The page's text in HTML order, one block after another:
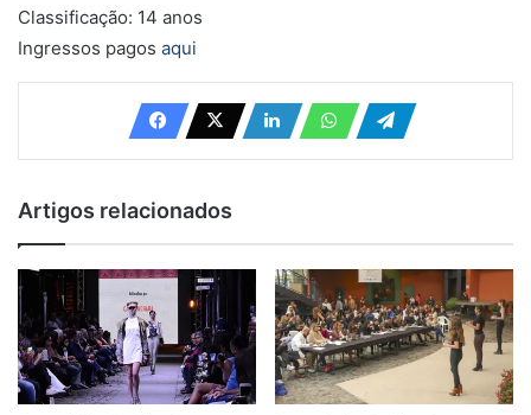
Classificação: 14 anos
Ingressos pagos aqui
Artigos relacionados